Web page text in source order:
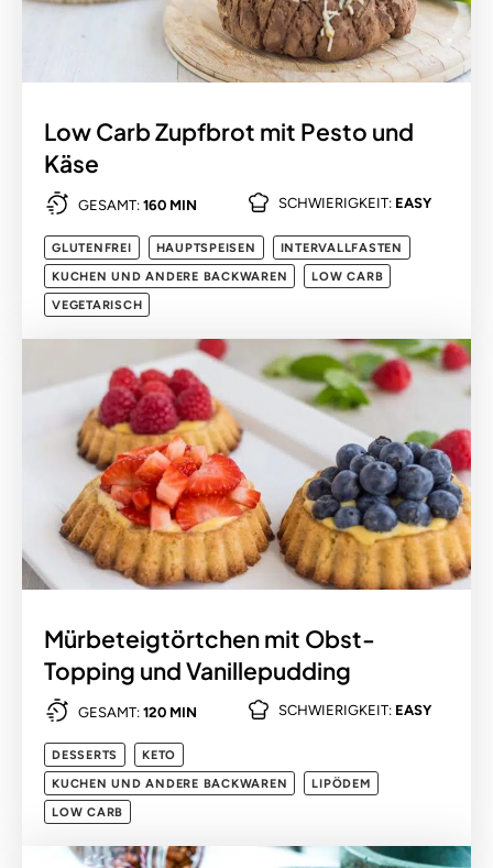
Low Carb Zupfbrot mit Pesto und
Käse
GESAMT: 160 MIN SCHWIERIGKEIT: EASY
GLUTENFREI HAUPTSPEISEN
INTERVALLFASTEN
KUCHEN UND ANDERE BACKWAREN
LOW CARB
VEGETARISCH
Mürbeteigtörtchen mit Obst-
Topping und Vanillepudding
GESAMT: 120 MIN SCHWIERIGKEIT: EASY
DESSERTS
KETO
KUCHEN UND ANDERE BACKWAREN
LIPÖDEM
LOW CARB